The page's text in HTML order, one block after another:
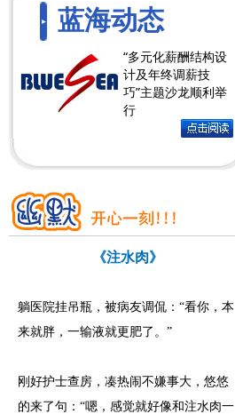
蓝海动态
“多元化薪酬结构设
计及年终调薪技
巧”主题沙龙顺利举
行
《注水肉》
躺医院挂吊瓶，被病友调侃：“看你，本
来就胖，一输液就更肥了。”
刚好护士查房，凑热闹不嫌事大，悠悠
的来了句：“嗯，感觉就好像和注水肉一